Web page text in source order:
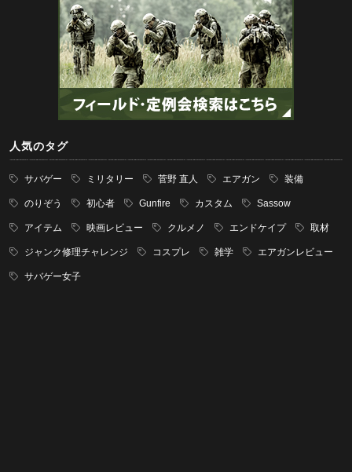
人気のタグ
サバゲー ミリタリー 菅野 直人 エアガン 装備
のりぞう 初心者 Gunfire カスタム Sassow
アイテム 映画レビュー クルメノ エンドケイプ 取材
ジャンク修理チャレンジ コスプレ 雑学 エアガンレビュー
サバゲー女子